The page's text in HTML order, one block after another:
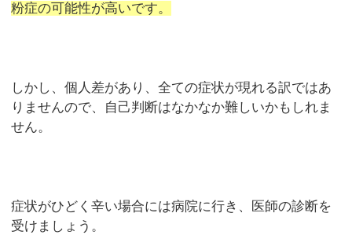
粉症の可能性が高いです。
しかし、個人差があり、全ての症状が現れる訳ではあ
りませんので、自己判断はなかなか難しいかもしれま
せん。
症状がひどく辛い場合には病院に行き、医師の診断を
受けましょう。